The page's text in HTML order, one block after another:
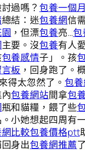
過嗎？包養一個
總結：迷包養網信
，但漂包養亮…包
主要。沒包養有人愛
包養感情子」。孩
板 ，回身跑了。
得太忽然了。 包
包養網站間拿包
瓶和貓糧，餵了些
。小她想起四周有
比較包養價格ptt
身出包養網推薦了